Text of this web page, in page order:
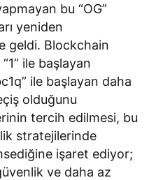
bu “OG”
yeniden
geldi. Blockchain
ile başlayan
ile başlayan daha
olduğunu
tercih edilmesi, bu
stratejilerinde
işaret ediyor;
ve daha az